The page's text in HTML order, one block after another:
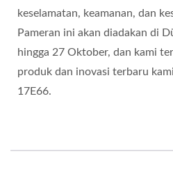
keselamatan, keamanan, dan
Pameran ini akan diadakan di
hingga 27 Oktober, dan kami
produk dan inovasi terbaru
17E66.